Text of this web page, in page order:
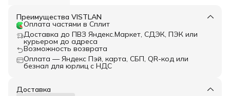
Преимущества VISTLAN
Оплата частями в Сплит
Доставка до ПВЗ Яндекс.Маркет, СДЭК, ПЭК или
курьером до адреса
Возможность возврата
Оплата — Яндекс Пэй, карта, СБП, QR-код или
безнал для юрлиц с НДС
Доставка